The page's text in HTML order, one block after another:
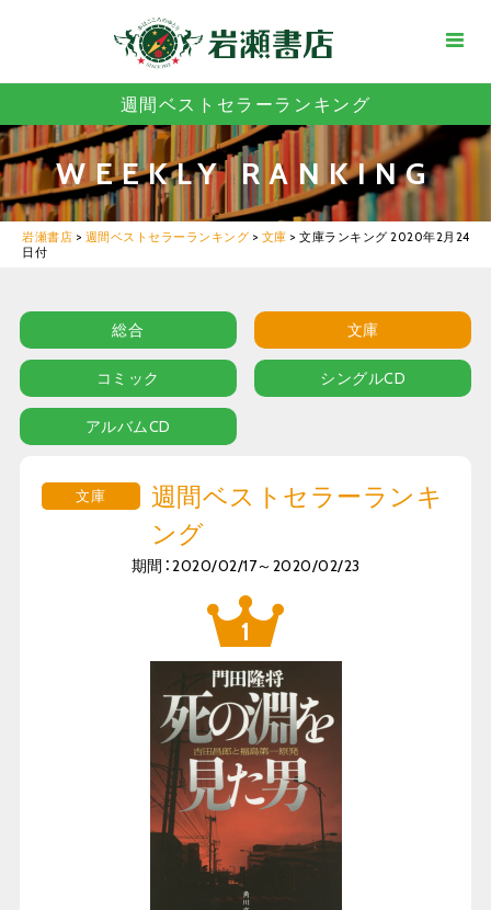
週間ベストセラーランキング
WEEKLY RANKING
岩瀬書店 > 週間ベストセラーランキング > 文庫 > 文庫ランキング 2020年2月24
日付
総合 文庫
コミック シングルCD
アルバムCD
文庫
週間ベストセラーランキ
ング
期間：2020/02/17～2020/02/23